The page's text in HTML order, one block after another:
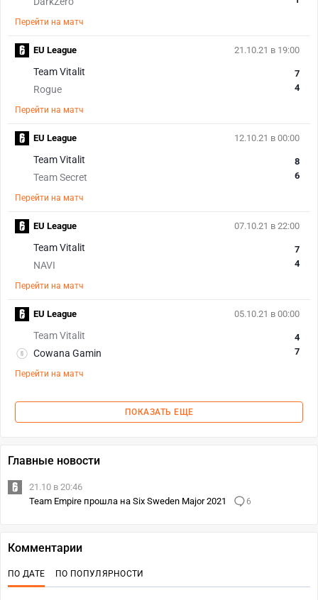
Перейти на матч
21.10.21 в 19:00
Team Vitalit
Rogue
7
4
Перейти на матч
EU League
12.10.21 в 00:00
Team Vitalit
Team Secret
8
6
Перейти на матч
EU League
07.10.21 в 22:00
Team Vitalit
NAVI
7
4
Перейти на матч
EU League
05.10.21 в 00:00
Team Vitalit
Cowana Gamin
4
7
Перейти на матч
EU League
ПОКАЗАТЬ ЕЩЕ
Главные новости
21.10 в 20:46
Team Empire прошла на Six Sweden Major 2021
6
Комментарии
ПО ДАТЕ ПО ПОПУЛЯРНОСТИ